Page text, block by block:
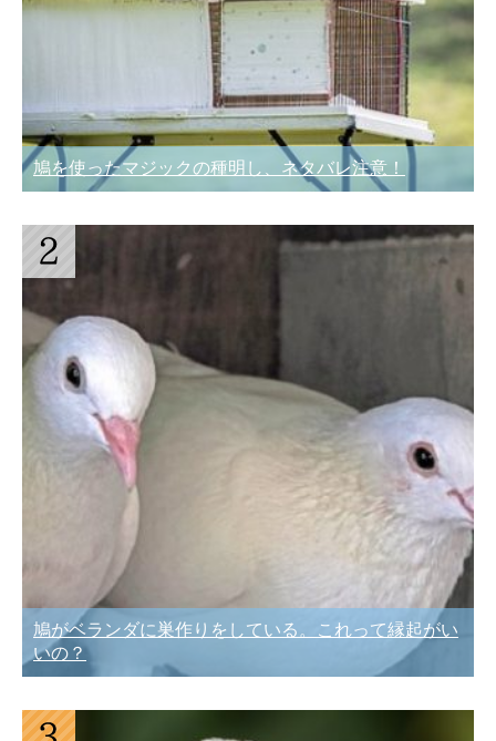
鳩を使ったマジックの種明し、ネタバレ注意！
鳩がベランダに巣作りをしている。これって縁起がい
いの？